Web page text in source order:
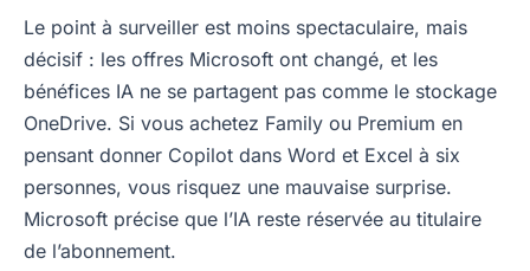
Le point à surveiller est moins spectaculaire, mais
décisif : les offres Microsoft ont changé, et les
bénéfices IA ne se partagent pas comme le stockage
OneDrive. Si vous achetez Family ou Premium en
pensant donner Copilot dans Word et Excel à six
personnes, vous risquez une mauvaise surprise.
Microsoft précise que l’IA reste réservée au titulaire
de l’abonnement.